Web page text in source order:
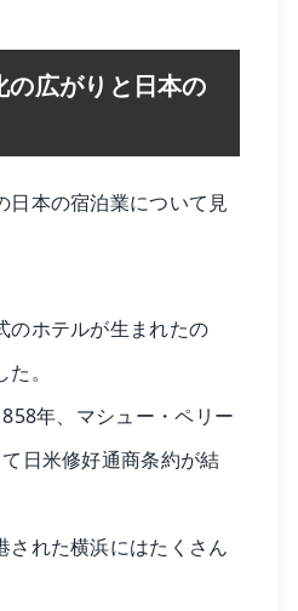
の広がりと日本の
日本の宿泊業について見
のホテルが生まれたの
。
年、マシュー・ペリー
日米修好通商条約が結
された横浜にはたくさん